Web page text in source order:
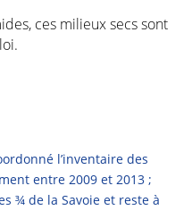
ces milieux secs sont
l’inventaire des
entre 2009 et 2013 ;
¾ de la Savoie et reste à